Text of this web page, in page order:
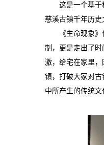
这是一个基
慈溪古镇千年历
《生命现象
制，更是走出了
激，给宅在家里
镇，打破大家对
中所产生的传统文